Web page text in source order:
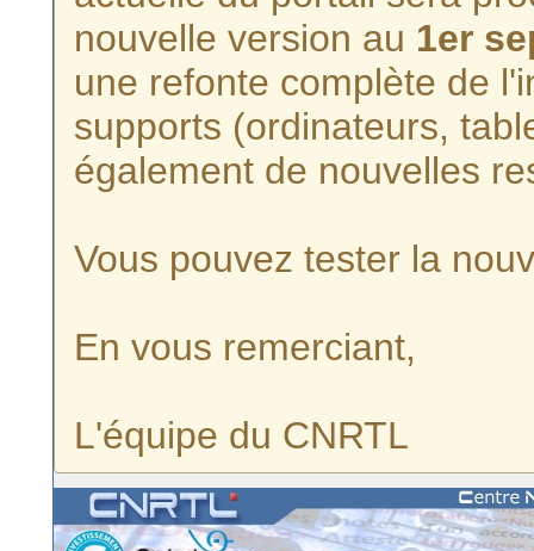
nouvelle version au 1er
une refonte complète de
supports (ordinateurs,
également de nouvelles
Vous pouvez tester la
En vous remerciant,
L'équipe du CNRTL